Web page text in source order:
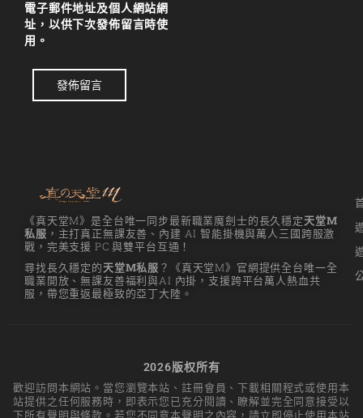
電子郵件地址及個人網站網
址，以供下次發佈留言時使
用。
發佈留言
《真天堂M》是全台唯一同步最新職業魔劍士的長久穩定天堂M
私服 ，主打真正無課友善、內建 AI 智能掛機與萬人三國跨服激
戰，完美支援 PC 與雙平台互通！
尋找長久穩定的天堂M私服 ？《真天堂M》官網提供全台唯一全
職業開放、無課友善福利與AI 內掛，支援跨平台萬人熱血共
服，帶您重返最極致的亞丁大陸。
2026版权所有
歡迎訪問本網站。當您瀏覽本站、註冊會員、下載相關程式或使用本
站提供之任何服務時，即表示您已充分閱讀、瞭解並完全同意接受以
下所有聲明與條款。若您不同意本聲明之內容，請立即停止使用本站